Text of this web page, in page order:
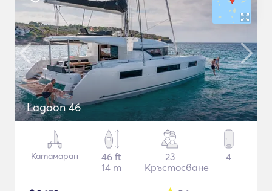
Lagoon 46
Катамаран
46 ft
14 m
23
Кръстосване
4